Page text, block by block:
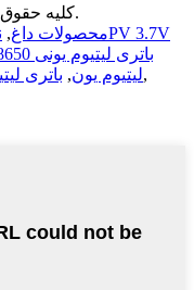
© Copyright - 2010-2024: کلیه حقوق محفوظ است.
محصولات داغ,
باتری لیتیوم یونی 18650
لیتیوم یون, باتری ,